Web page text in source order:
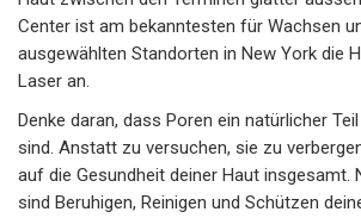
Center ist am bekanntesten für Wachsen
ausgewählten Standorten in New York die
Laser an.
Denke daran, dass Poren ein natürlicher
sind. Anstatt zu versuchen, sie zu
auf die Gesundheit deiner Haut insgesamt.
sind Beruhigen, Reinigen und Schützen